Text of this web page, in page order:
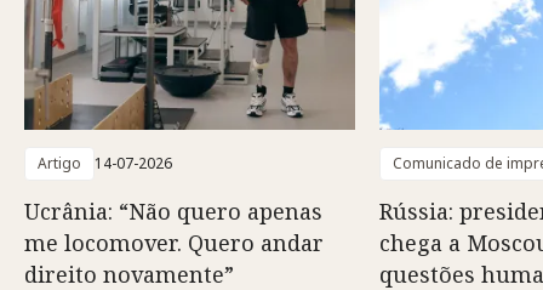
Artigo 14-07-2026
Ucrânia: “Não quero apenas
me locomover. Quero andar
direito novamente”
Comunicado de
Rússia:
chega a
questões